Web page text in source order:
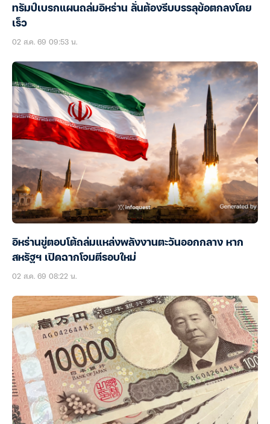
ทรัมป์เบรกแผนถล่มอิหร่าน ลั่นต้องรีบบรรลุข้อตกลงโดย
เร็ว
02 ส.ค. 69 09:53 น.
อิหร่านขู่ตอบโต้ถล่มแหล่งพลังงานตะวันออกกลาง หาก
สหรัฐฯ เปิดฉากโจมตีรอบใหม่
02 ส.ค. 69 08:22 น.